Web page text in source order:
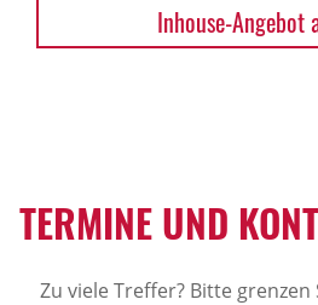
Inhouse-Angebot
TERMINE UND
Zu viele Treffer? Bitte grenzen